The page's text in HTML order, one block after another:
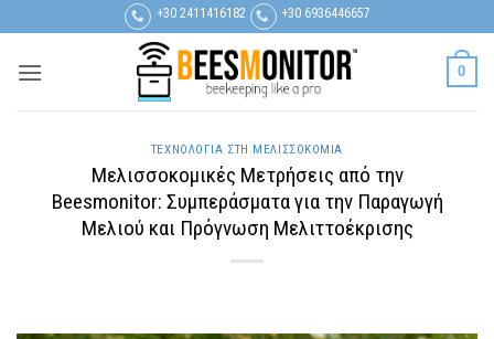
στο
περιεχόμενο
+30 2411416182 +30 6936446657
0
ΤΕΧΝΟΛΟΓΊΑ ΣΤΗ ΜΕΛΙΣΣΟΚΟΜΊΑ
Μελισσοκομικές Μετρήσεις από την
Beesmonitor: Συμπεράσματα για την Παραγωγή
Μελιού και Πρόγνωση Μελιττοέκρισης